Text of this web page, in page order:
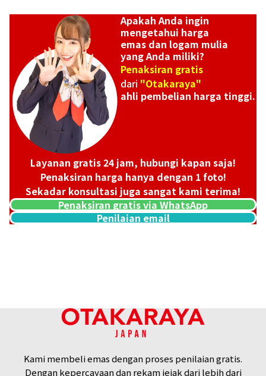
Apakah Anda ingin
mengetahui harga
emas dan logam mulia
yang Anda miliki?
Penaksiran gratis
dari "Otakaraya"
ahli pembelian harga tinggi.
Layanan gratis 24 jam, hubungi kapan saja!
Penaksiran harga hanya dengan 1 foto!
Sekadar konsultasi juga sangat kami terima!
Penaksiran gratis via WhatsApp
Penilaian email
Kami membeli emas dengan proses penilaian gratis.
Dengan kepercayaan dan rekam jejak dari lebih dari